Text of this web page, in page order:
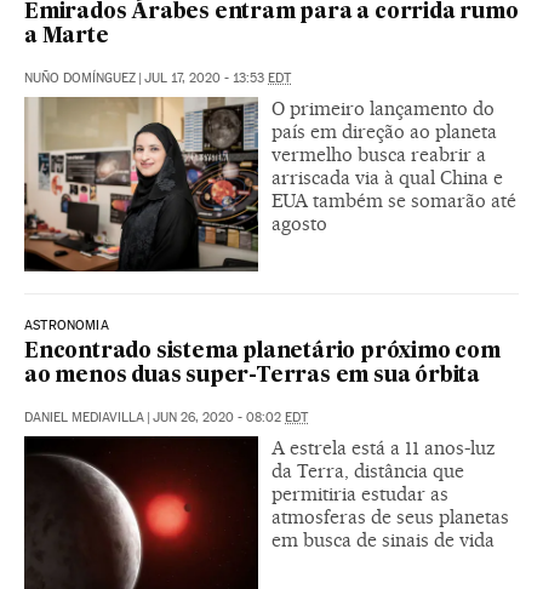
Emirados Árabes entram para a corrida rumo
a Marte
NUÑO DOMÍNGUEZ | JUL 17, 2020 - 13:53 EDT
O primeiro lançamento do
país em direção ao planeta
vermelho busca reabrir a
arriscada via à qual China e
EUA também se somarão até
agosto
ASTRONOMIA
Encontrado sistema planetário próximo com
ao menos duas super-Terras em sua órbita
DANIEL MEDIAVILLA JUN 26, 2020 - 08:02 EDT
A estrela está a 11 anos-luz
da Terra, distância que
permitiria estudar as
atmosferas de seus planetas
em busca de sinais de vida